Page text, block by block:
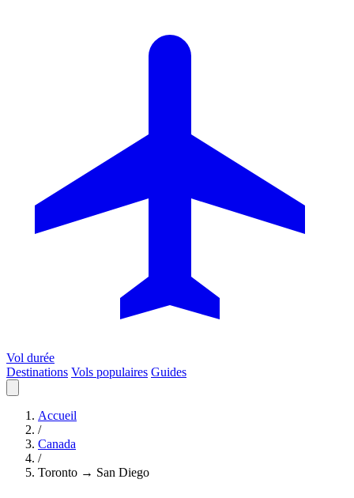
Vol durée
Destinations Vols populaires Guides
Accueil
/
Canada
/
Toronto → San Diego